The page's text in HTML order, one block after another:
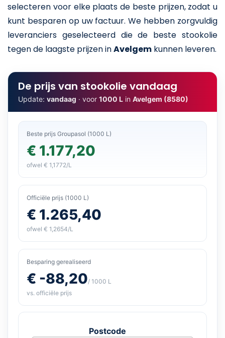
selecteren voor elke plaats de beste prijzen, zodat u
kunt besparen op uw factuur. We hebben zorgvuldig
leveranciers geselecteerd die de beste stookolie
tegen de laagste prijzen inAvelgem kunnen leveren.
De prijs van stookolie vandaag
Update: vandaag · voor 1000 L in Avelgem (8580)
Beste prijs Groupasol (1000 L)
€ 1.177,20
ofwel € 1,1772/L
Officiële prijs (1000 L)
€ 1.265,40
ofwel € 1,2654/L
Besparing gerealiseerd
€ -88,20/ 1000 L
vs. officiële prijs
Postcode